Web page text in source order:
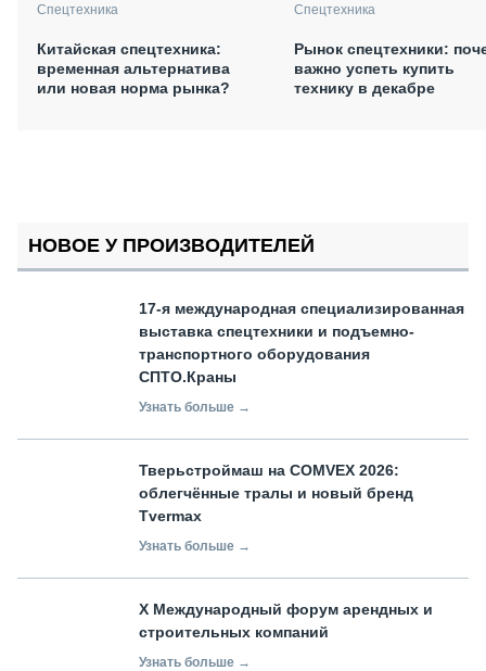
Спецтехника
Китайская спецтехника:
временная альтернатива
или новая норма рынка?
Спецтехника
Рынок спецтехники:
важно успеть купить
технику в декабре
НОВОЕ У ПРОИЗВОДИТЕЛЕЙ
17-я международная специализированная
выставка спецтехники и подъемно-
транспортного оборудования
СПТО.Краны
Узнать больше →
Тверьстроймаш на COMVEX 2026:
облегчённые тралы и новый бренд
Tvermax
Узнать больше →
X Международный форум арендных и
строительных компаний
Узнать больше →